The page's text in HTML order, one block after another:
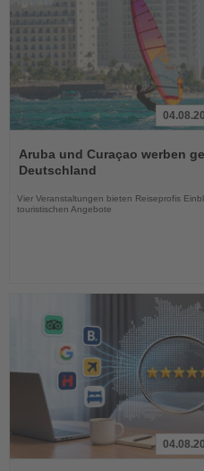
Sie
die
Aruba und Curaçao werben
Deutschland
Vier Veranstaltungen bieten Reiseprofis
touristischen Angebote